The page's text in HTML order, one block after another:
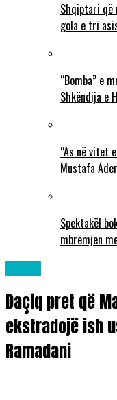
Shqiptari që
gola e tri
“Bomba” e
Shkëndija e
“As në vitet
Mustafa
Spektakël
mbrëmjen
Daçiq pret që
ekstradojë ish
Ramadani